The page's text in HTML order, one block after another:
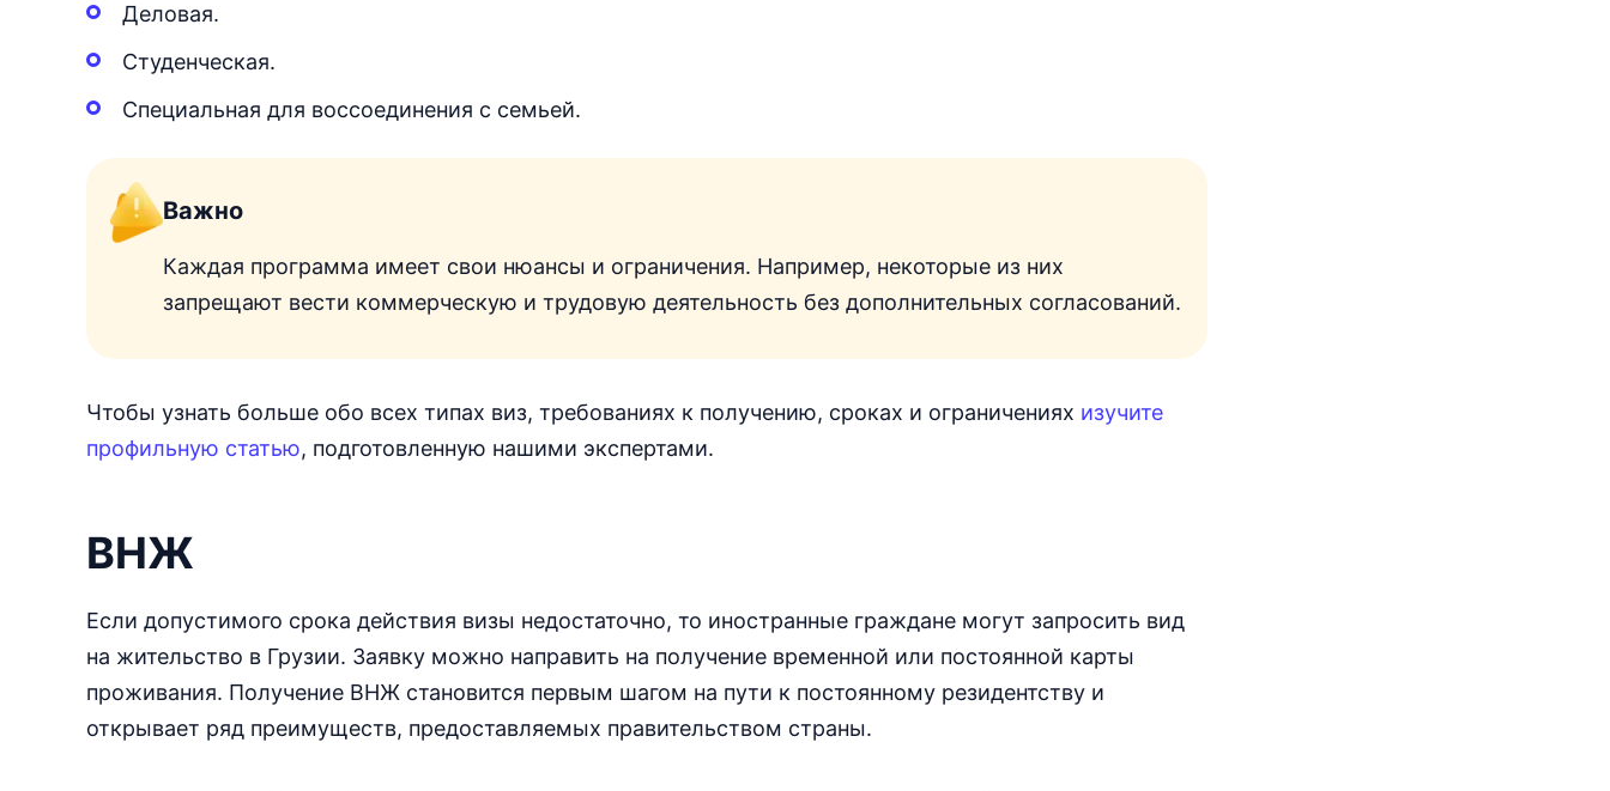
Деловая.
Студенческая.
Специальная для воссоединения с семьей.
Важно
Каждая программа имеет свои нюансы и ограничения. Например, некоторые из них
запрещают вести коммерческую и трудовую деятельность без дополнительных согласований.
Чтобы узнать больше обо всех типах виз, требованиях к получению, сроках и ограничениях изучите
профильную статью, подготовленную нашими экспертами.
ВНЖ
Если допустимого срока действия визы недостаточно, то иностранные граждане могут запросить вид
на жительство в Грузии. Заявку можно направить на получение временной или постоянной карты
проживания. Получение ВНЖ становится первым шагом на пути к постоянному резидентству и
открывает ряд преимуществ, предоставляемых правительством страны.